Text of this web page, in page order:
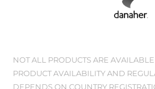
NOT ALL PRODUCTS ARE
PRODUCT AVAILABILITY AND
DEPENDS ON COUNTRY